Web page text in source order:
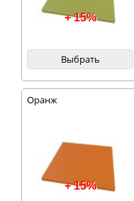
+ 15%
Выбрать
Оранж
+ 15%